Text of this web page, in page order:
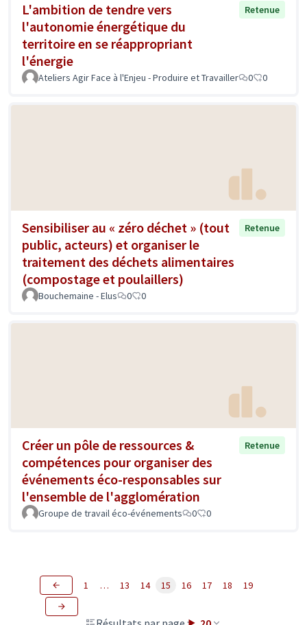
L'ambition de tendre vers
l'autonomie énergétique du
territoire en se réappropriant
l'énergie
Retenue
Ateliers Agir Face à l'Enjeu - Produire et Travailler 0 0
Sensibiliser au « zéro déchet » (tout
public, acteurs) et organiser le
traitement des déchets alimentaires
(compostage et poulaillers)
Retenue
Bouchemaine - Elus 0 0
Créer un pôle de ressources &
compétences pour organiser des
événements éco-responsables sur
l'ensemble de l'agglomération
Retenue
Groupe de travail éco-événements 0 0
1 … 13 14 15 16 17 18 19